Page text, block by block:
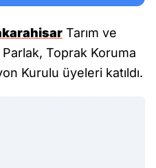
Tarım ve
Toprak Koruma
Kurulu üyeleri katıldı.